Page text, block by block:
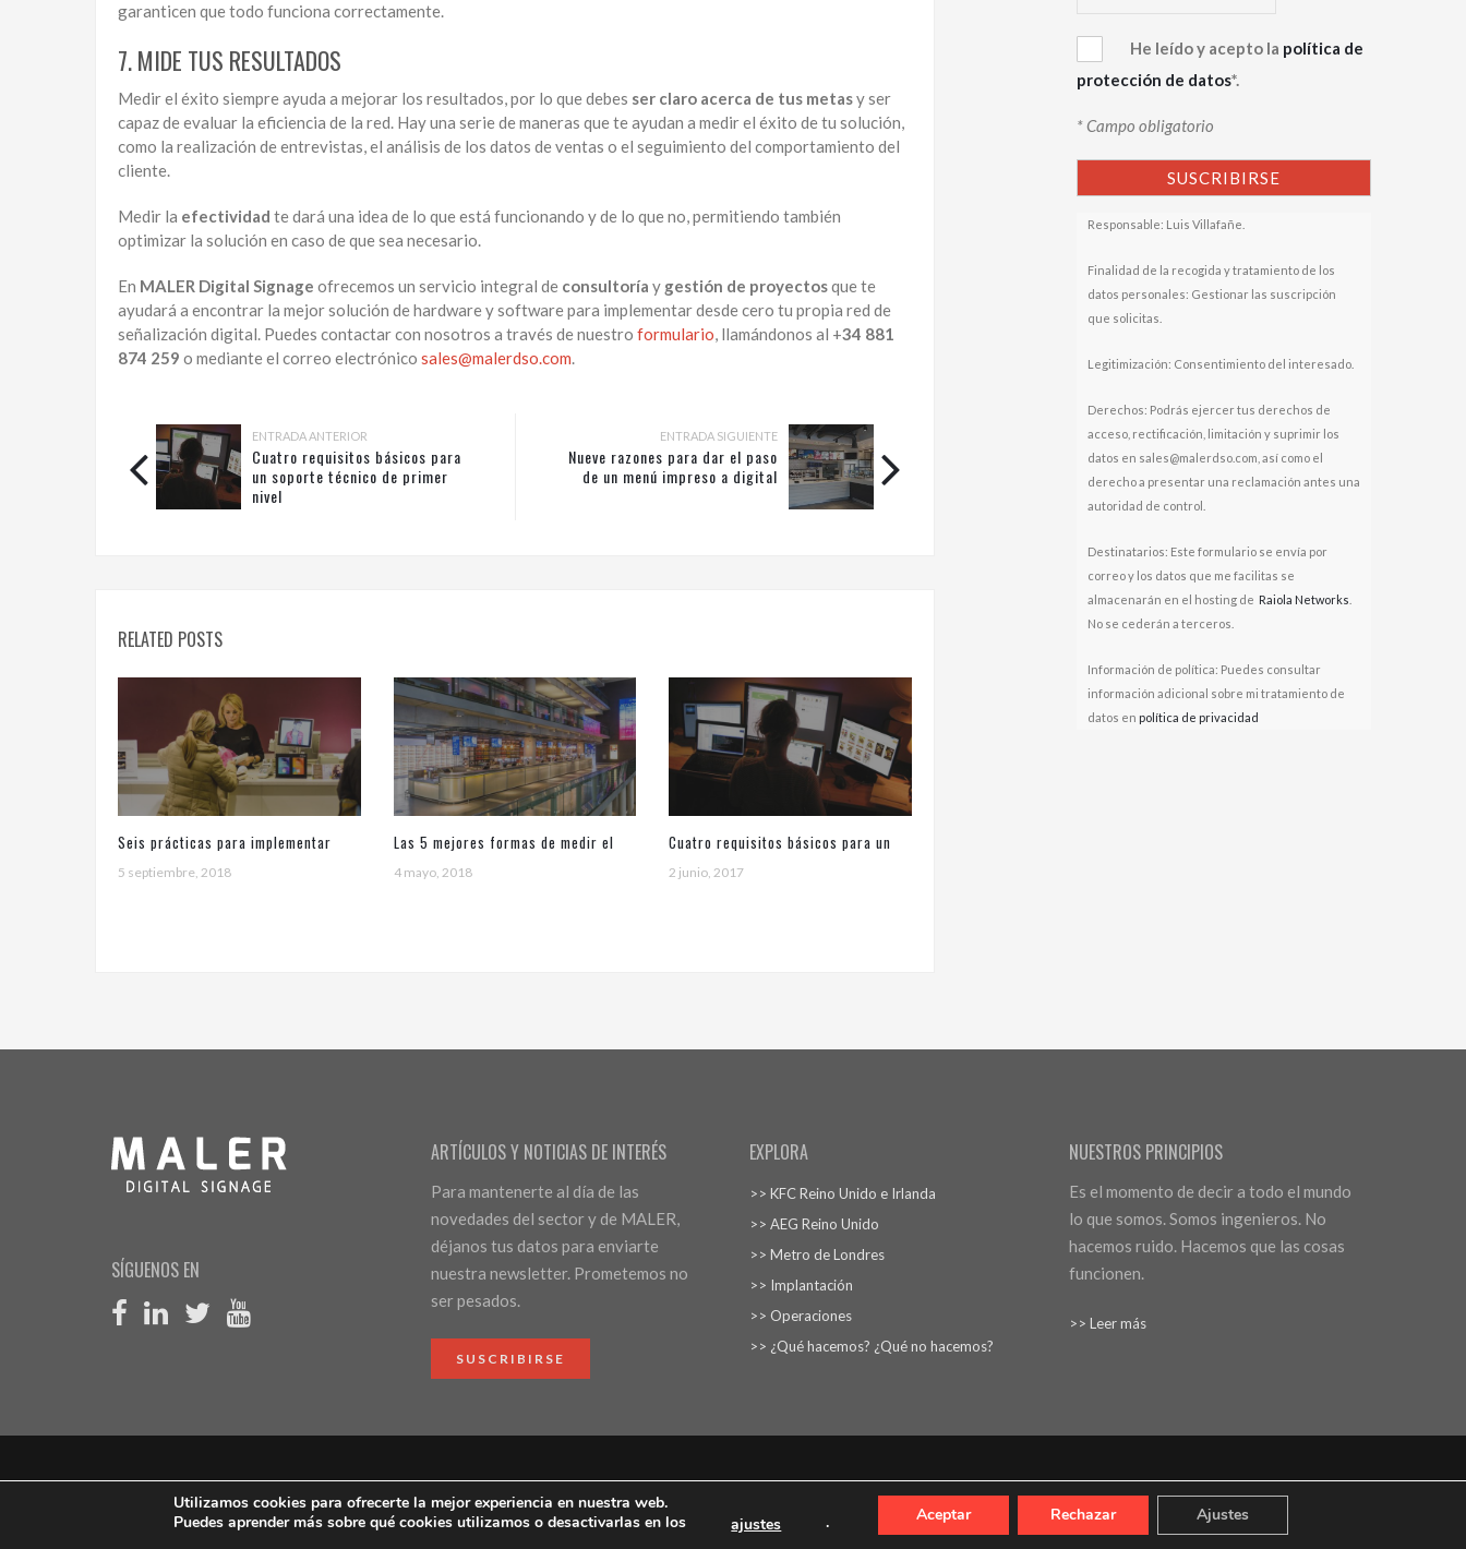
garanticen que todo funciona correctamente.
7. MIDE TUS RESULTADOS
Medir el éxito siempre ayuda a mejorar los resultados, por lo que debes ser claro acerca de tus metasy ser
capaz de evaluar la eficiencia de la red. Hay una serie de maneras que te ayudan a medir el éxito de tu solución,
como la realización de entrevistas, el análisis de los datos de ventas o el seguimiento del comportamiento del
cliente.
Medir la efectividad te dará una idea de lo que está funcionando y de lo que no, permitiendo también
optimizar la solución en caso de que sea necesario.
En MALER Digital Signage ofrecemos un servicio integral de consultoría y gestión de proyectosque te
ayudará a encontrar la mejor solución de hardware y software para implementar desde cero tu propia red de
señalización digital. Puedes contactar con nosotros a través de nuestro formulario, llamándonos al +34 881
874 259 o mediante el correo electrónico sales@malerdso.com.
ENTRADA ANTERIOR
Cuatro requisitos básicos para
un soporte técnico de primer
nivel
ENTRADA SIGUIENTE
Nueve razones para dar el paso
de un menú impreso a digital
RELATED POSTS
Seis prácticas para implementar
soluciones de digital signage
5 septiembre, 2018
Las 5 mejores formas de medir el
ROI del digital signage
4 mayo, 2018
Cuatro requisitos básicos para un
soporte técnico de primer nivel
2 junio, 2017
He leído y acepto la política de
protección de datos*.
* Campo obligatorio
Responsable: Luis Villafañe.
Finalidad de la recogida y tratamiento de los
datos personales: Gestionar las suscripción
que solicitas.
Legitimización: Consentimiento del interesado.
Derechos: Podrás ejercer tus derechos de
acceso, rectificación, limitación y suprimir los
datos en sales@malerdso.com, así como el
derecho a presentar una reclamación antes una
autoridad de control.
Destinatarios: Este formulario se envía por
correo y los datos que me facilitas se
almacenarán en el hosting de Raiola Networks
No se cederán a terceros.
Información de política: Puedes consultar
información adicional sobre mi tratamiento de
datos en política de privacidad
SÍGUENOS EN
ARTÍCULOS Y NOTICIAS DE INTERÉS
Para mantenerte al día de las
novedades del sector y de MALER,
déjanos tus datos para enviarte
nuestra newsletter. Prometemos no
ser pesados.
SUSCRIBIRSE
EXPLORA
>> KFC Reino Unido e Irlanda
>> AEG Reino Unido
>> Metro de Londres
>> Implantación
>> Operaciones
>> ¿Qué hacemos? ¿Qué no hacemos?
NUESTROS PRINCIPIOS
Es el momento de decir a todo el mundo
lo que somos. Somos ingenieros. No
hacemos ruido. Hacemos que las cosas
funcionen.
>> Leer más
Protección de datos Política de cookies
© 2019 MALER Digital Signage
Utilizamos cookies para ofrecerte la mejor experiencia en nuestra web.
Puedes aprender más sobre qué cookies utilizamos o desactivarlas en los
ajustes . Aceptar Rechazar Ajustes